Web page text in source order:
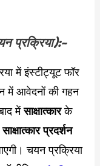
प्रक्रिया):-
में इंस्टीट्यूट फॉर
में आवेदनों की गहन
मेंसाक्षात्कारके
साक्षात्कार प्रदर्शन
चयन प्रक्रिया